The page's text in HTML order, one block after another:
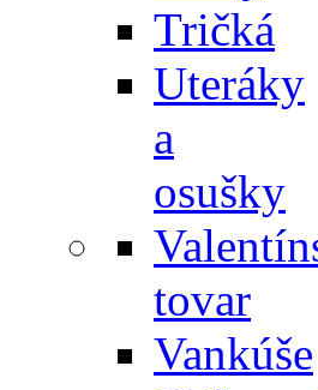
Tričká
Uteráky
a
osušky
tovar
Vankúše